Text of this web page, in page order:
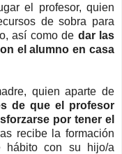
el profesor, quien
de sobra para
así como de dar las
el alumno en casa
quien aparte de
de que el profesor
por tener el
recibe la formación
hábito con su hijo/a